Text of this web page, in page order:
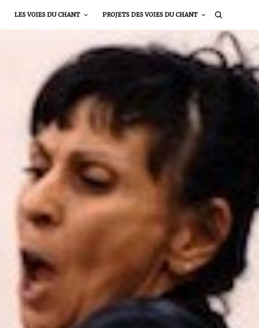
LES VOIES DU CHANT PROJETS DES VOIES DU CHANT